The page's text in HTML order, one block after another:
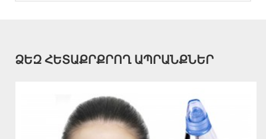
ՁԵԶ ՀԵՏԱՔՐՔՐՈՂ ԱՊՐԱՆՔՆԵՐ